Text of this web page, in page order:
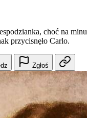
choć na
przycisnęło Carlo.
Zgłoś